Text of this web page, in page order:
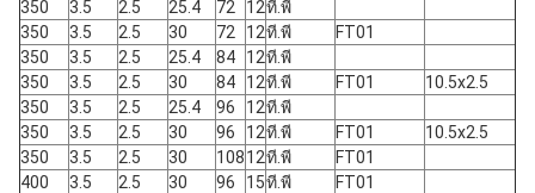
350
3.5 2.5 25.4 72 12ที.พี
350
3.5 2.5 30 72 12ที.พี
FT01
350
3.5 2.5 25.4 84 12ที.พี
350
3.5 2.5 30 84 12ที.พี FT01
10.5x2.5
350
3.5 2.5 25.4 96 12ที.พี
350
3.5 2.5 30 96 12ที.พี FT01
10.5x2.5
350
3.5 2.5 30 10812ที.พี
FT01
400
3.5 2.5 30 96 15ที.พี
FT01